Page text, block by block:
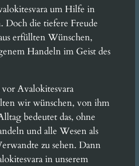
um Hilfe in
Doch die tiefere Freude
erfüllten Wünschen,
Handeln im Geist des
Avalokitesvara
wir wünschen, von ihm
bedeutet das, ohne
und alle Wesen als
zu sehen. Dann
in unserem